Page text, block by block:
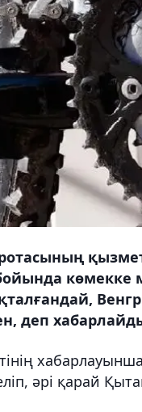
көмекке
деп
әрі қарай